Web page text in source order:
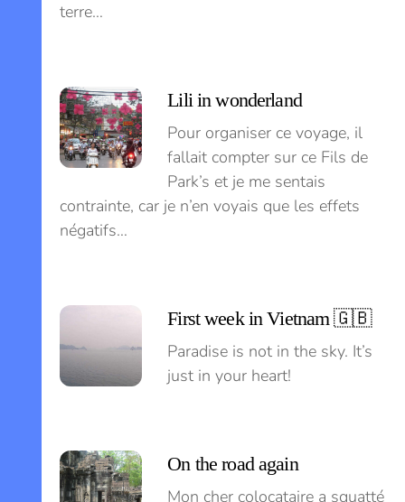
terre…
Lili in wonderland
Pour organiser ce voyage, il
fallait compter sur ce Fils de
Park’s et je me sentais
contrainte, car je n’en voyais que les effets
négatifs…
First week in Vietnam 🇬🇧
Paradise is not in the sky. It’s
just in your heart!
On the road again
Mon cher colocataire a squatté